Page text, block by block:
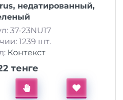
недатированный,
37-23NU17
1239 шт.
Контекст
тенге